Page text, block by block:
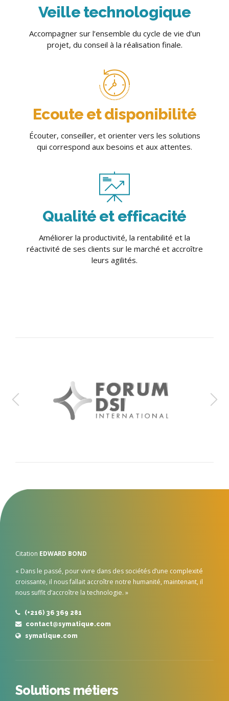
Veille technologique
Accompagner sur l’ensemble du cycle de vie d’un
projet, du conseil à la réalisation finale.
Ecoute et disponibilité
Écouter, conseiller, et orienter vers les solutions
qui correspond aux besoins et aux attentes.
Qualité et efficacité
Améliorer la productivité, la rentabilité et la
réactivité de ses clients sur le marché et accroître
leurs agilités.
Citation EDWARD BOND
« Dans le passé, pour vivre dans des sociétés d’une complexité
croissante, il nous fallait accroître notre humanité, maintenant, il
nous suffit d’accroître la technologie. »
(+216) 36 369 281
contact@symatique.com
symatique.com
Solutions métiers